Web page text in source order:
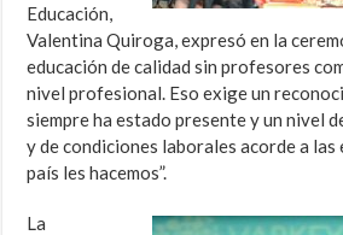
Educación,
Valentina Quiroga, expresó en la
educación de calidad sin profesores
nivel profesional. Eso exige un
siempre ha estado presente y un nivel
y de condiciones laborales acorde a las
país les hacemos”.
La